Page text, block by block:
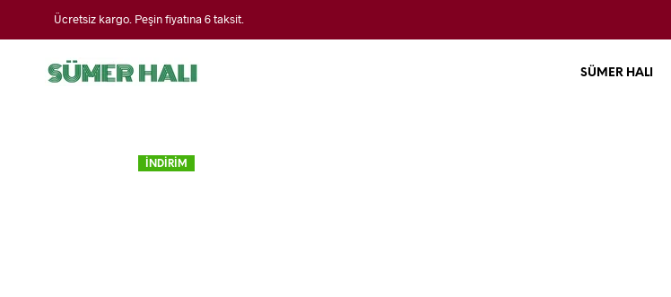
Ücretsiz kargo. Peşin fiyatına 6 taksit.
SÜMER HALI
İNDİRİM